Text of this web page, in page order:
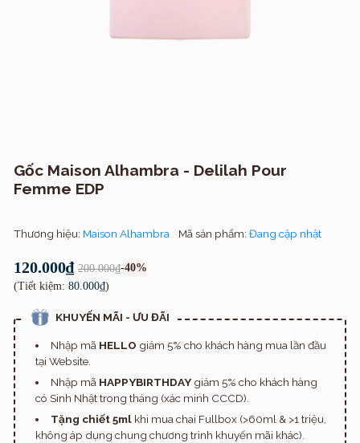
Gốc Maison Alhambra - Delilah Pour
Femme EDP
Thương hiệu: Maison Alhambra Mã sản phẩm: Đang cập nhật
120.000₫ 200.000₫-40%
(Tiết kiệm: 80.000₫)
KHUYẾN MÃI - ƯU ĐÃI
Nhập mã HELLO giảm 5% cho khách hàng mua lần đầu
tại Website.
Nhập mã HAPPYBIRTHDAYgiảm 5% cho khách hàng
có Sinh Nhật trong tháng (xác minh CCCD).
Tặng chiết 5mlkhi mua chai Fullbox (>60ml & >1 triệu,
không áp dụng chung chương trình khuyến mãi khác).